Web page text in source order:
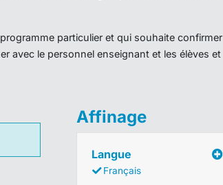
particulier et qui souhaite confirmer
avec le personnel enseignant et les élèves et
Affinage
Langue
Français